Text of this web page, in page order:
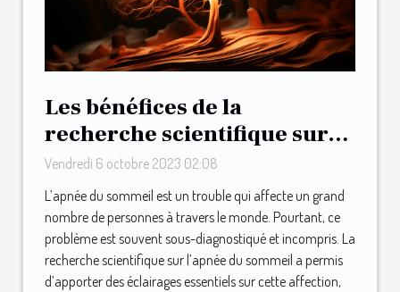
Les bénéfices de la
recherche scientifique sur
l’apnée du sommeil
Vendredi 6 octobre 2023 02:08
L’apnée du sommeil est un trouble qui affecte un grand
nombre de personnes à travers le monde. Pourtant, ce
problème est souvent sous-diagnostiqué et incompris. La
recherche scientifique sur l’apnée du sommeil a permis
d’apporter des éclairages essentiels sur cette affection,